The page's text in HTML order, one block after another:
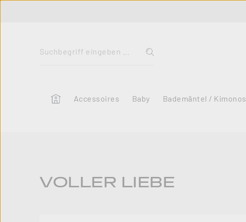
Home Accessoires Baby Bademäntel / Kimonos
VOLLER LIEBE